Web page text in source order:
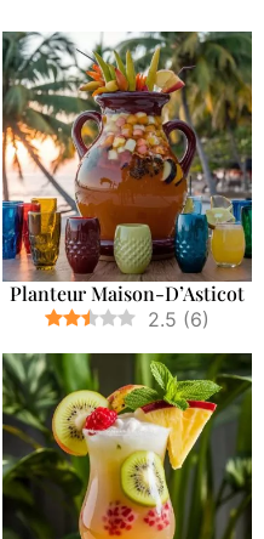
Planteur Maison-D’Asticot
2.5 (6)